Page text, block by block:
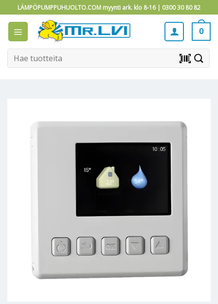
to
content
LÄMPÖPUMPPUHUOLTO.COM myynti ark. klo 8-16 | 0300 30 80 82
0
Etsi: barcode_scanner